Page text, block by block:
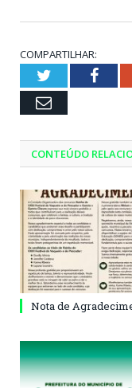
COMPARTILHAR:
Twitter
Email
CONTEÚDO
Nota de